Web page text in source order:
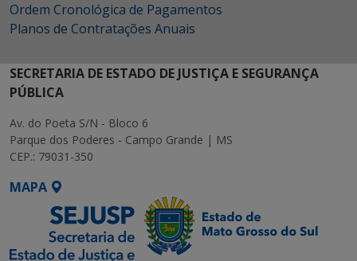
Ordem Cronológica de Pagamentos
Planos de Contratações Anuais
SECRETARIA DE ESTADO DE JUSTIÇA E SEGURANÇA
PÚBLICA
Av. do Poeta S/N - Bloco 6
Parque dos Poderes - Campo Grande | MS
CEP.: 79031-350
MAPA